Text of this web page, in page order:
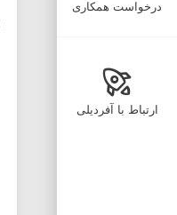
درخواست همکاری
ارتباط با آفردیلی